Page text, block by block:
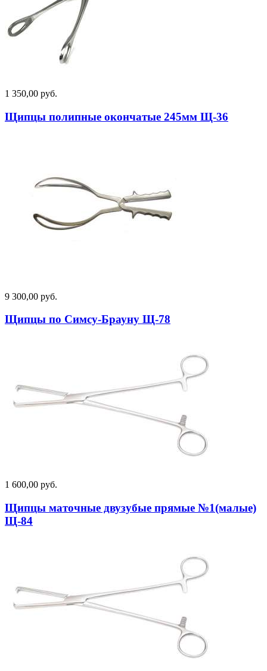
1 350,00 руб.
Щипцы полипные окончатые 245мм Щ-36
9 300,00 руб.
Щипцы по Симсу-Брауну Щ-78
1 600,00 руб.
Щипцы маточные двузубые прямые №1(малые)
Щ-84